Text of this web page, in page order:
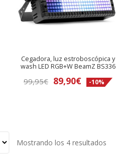
Cegadora, luz estroboscópica y
wash LED RGB+W BeamZ BS336
99,95€ El
99,95€.
89,90€El
89,90€.
-10%
Mostrando los 4 resultados